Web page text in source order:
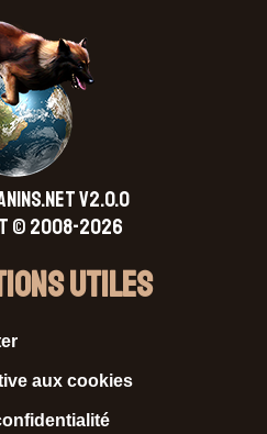
V2.0.0
© 2008-2026
Utiles
aux cookies